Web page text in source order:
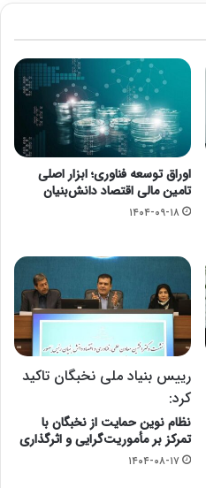
اوراق توسعه فناوری؛ ابزار اصلی
تامین مالی اقتصاد دانش‌بنیان
۱۴۰۴-۰۹-۱۸
رییس بنیاد ملی نخبگان تاکید
کرد:
نظام نوین حمایت از نخبگان با
تمرکز بر مأموریت‌گرایی و اثرگذاری
۱۴۰۴-۰۸-۱۷